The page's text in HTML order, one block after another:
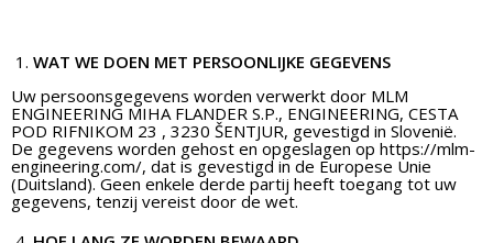
WAT WE DOEN MET PERSOONLIJKE GEGEVENS
Uw persoonsgegevens worden verwerkt door MLM
ENGINEERING MIHA FLANDER S.P., ENGINEERING, CESTA
POD RIFNIKOM 23 , 3230 ŠENTJUR, gevestigd in Slovenië.
De gegevens worden gehost en opgeslagen op https://mlm-
engineering.com/, dat is gevestigd in de Europese Unie
(Duitsland). Geen enkele derde partij heeft toegang tot uw
gegevens, tenzij vereist door de wet.